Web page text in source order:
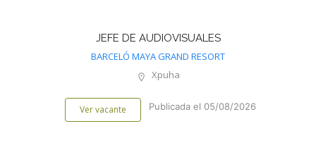
JEFE DE AUDIOVISUALES
BARCELÓ MAYA GRAND RESORT
Xpuha
Ver vacante Publicada el 05/08/2026